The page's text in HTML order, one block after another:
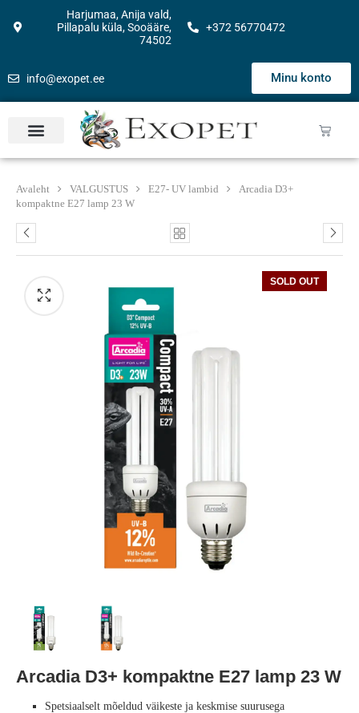
Harjumaa, Anija vald,
Pillapalu küla, Sooääre,
74502
+372 56770472
info@exopet.ee Minu konto
Avaleht VALGUSTUS E27- UV lambid
Arcadia D3+
kompaktne E27 lamp 23 W
SOLD OUT
Arcadia D3+ kompaktne E27 lamp 23 W
Spetsiaalselt mõeldud väikeste ja keskmise suurusega